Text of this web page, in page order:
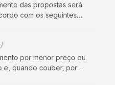
das propostas será
com os seguintes
e preço; V - maior
de…
por menor preço ou
e, quando couber, por